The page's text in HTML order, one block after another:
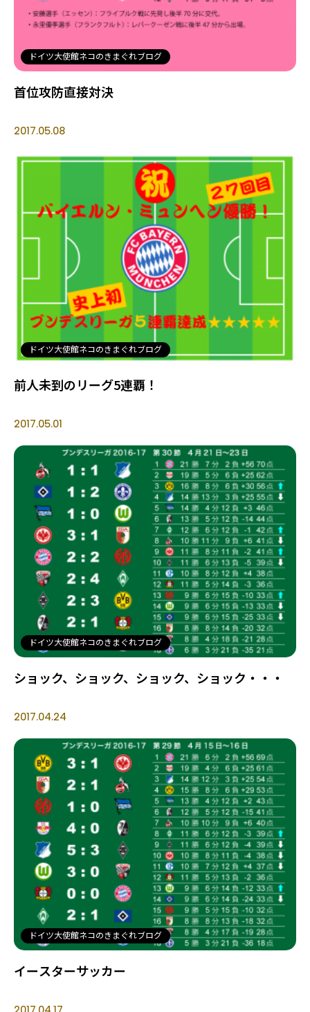
ドイツ大使館ネコのきまぐれブログ
首位攻防直接対決
2017.05.08
ドイツ大使館ネコのきまぐれブログ
前人未到のリーグ5連覇！
2017.05.01
ドイツ大使館ネコのきまぐれブログ
ショック、ショック、ショック、ショック・・・
2017.04.24
ドイツ大使館ネコのきまぐれブログ
イースターサッカー